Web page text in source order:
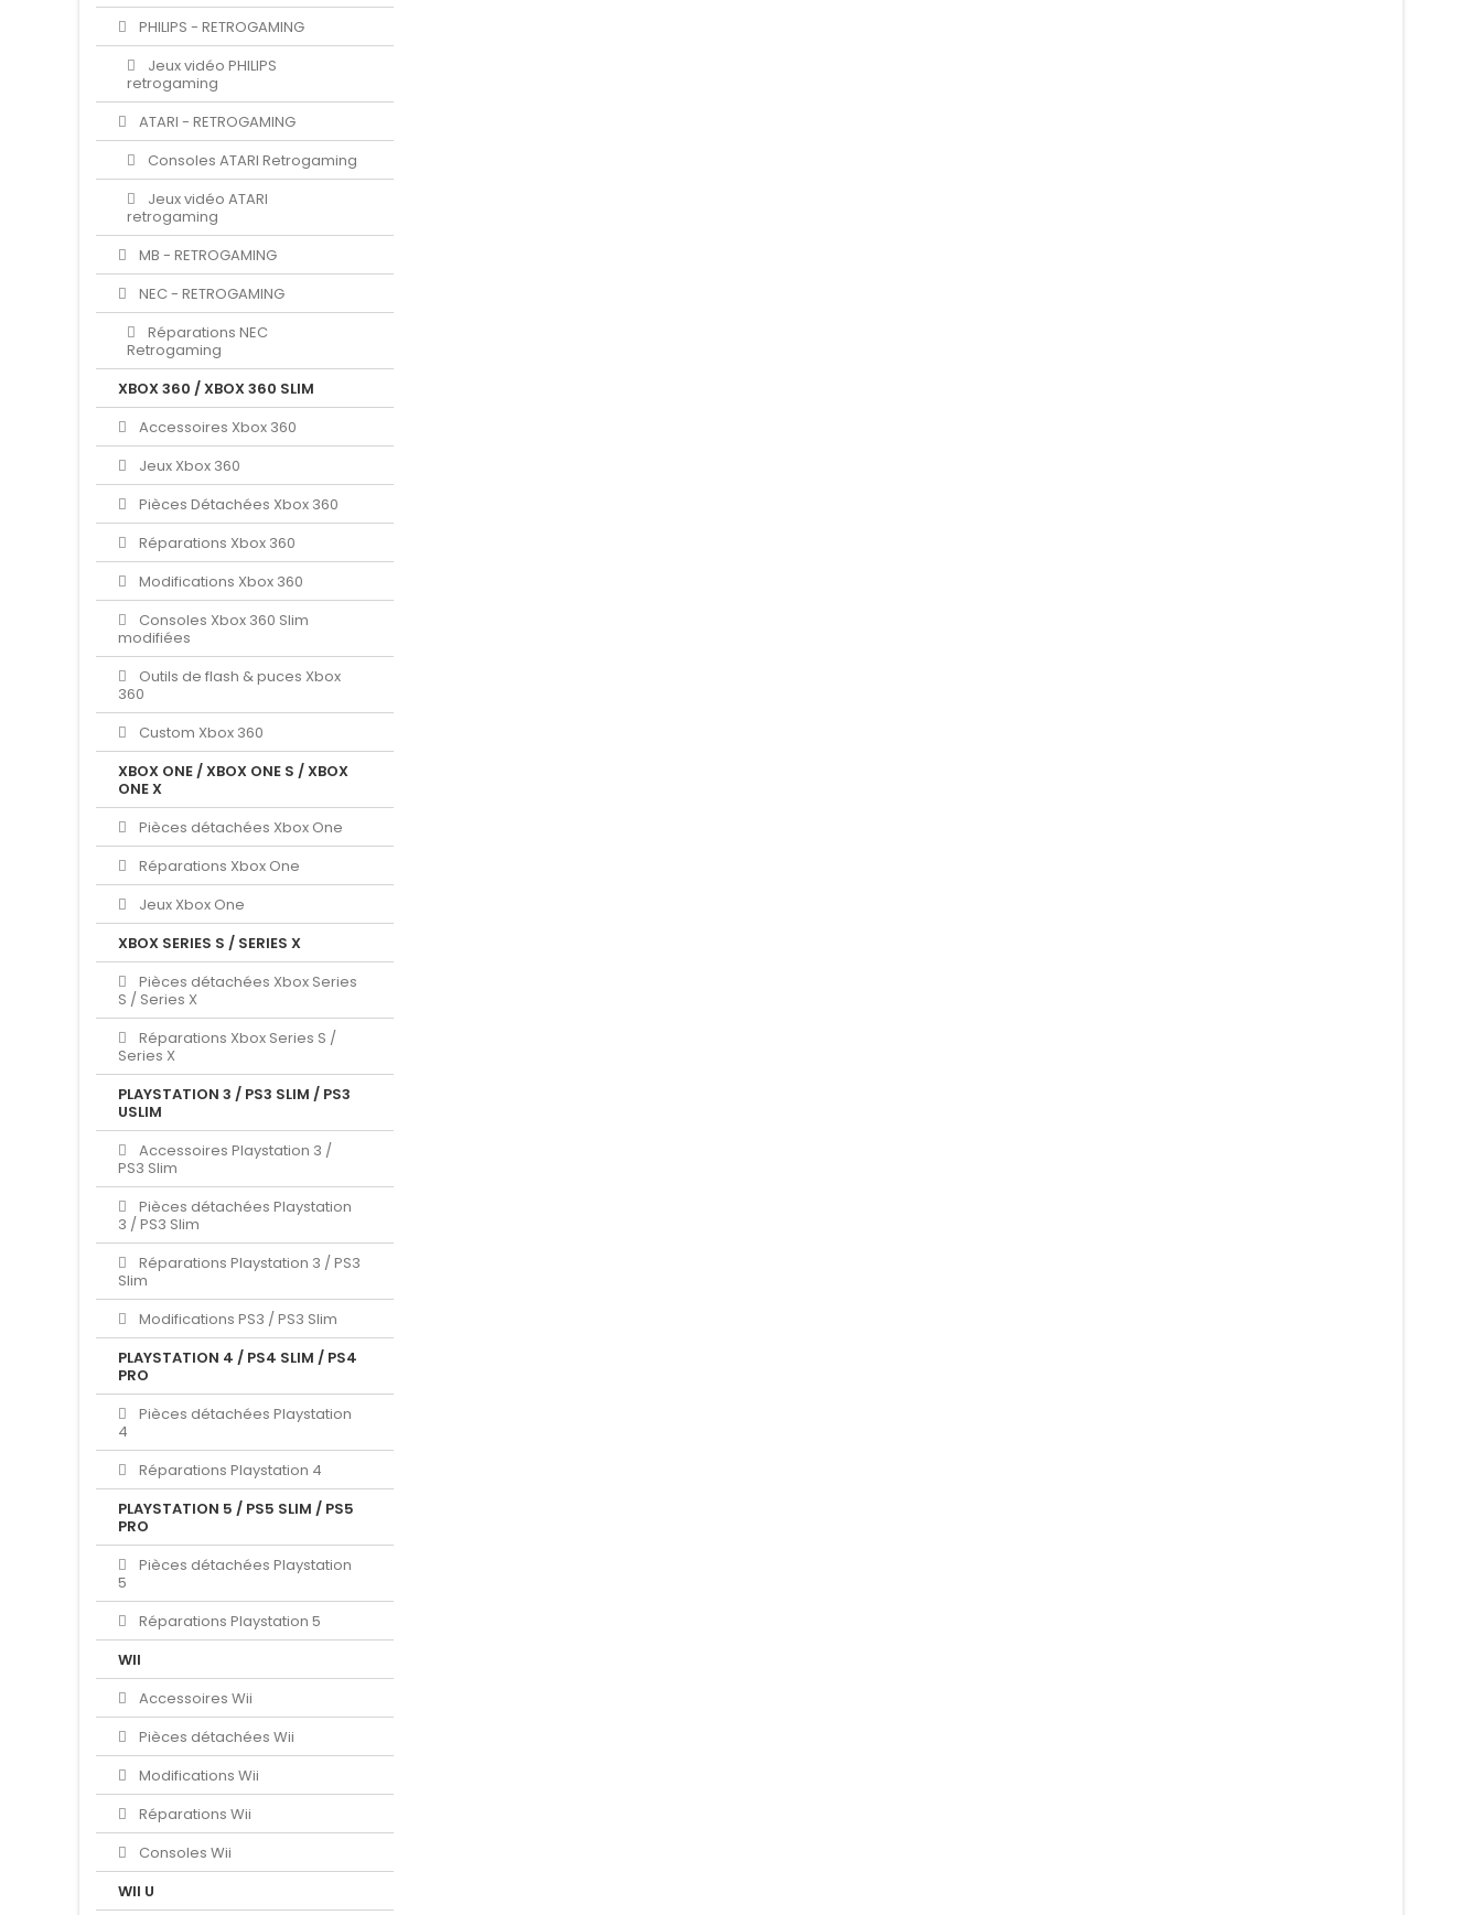
PHILIPS - RETROGAMING
Jeux vidéo PHILIPS
retrogaming
ATARI - RETROGAMING
Consoles ATARI Retrogaming
Jeux vidéo ATARI
retrogaming
MB - RETROGAMING
NEC - RETROGAMING
Réparations NEC
Retrogaming
XBOX 360 / XBOX 360 SLIM
Accessoires Xbox 360
Jeux Xbox 360
Pièces Détachées Xbox 360
Réparations Xbox 360
Modifications Xbox 360
Consoles Xbox 360 Slim
modifiées
Outils de flash & puces Xbox
360
Custom Xbox 360
XBOX ONE / XBOX ONE S / XBOX
ONE X
Pièces détachées Xbox One
Réparations Xbox One
Jeux Xbox One
XBOX SERIES S / SERIES X
Pièces détachées Xbox Series
S / Series X
Réparations Xbox Series S /
Series X
PLAYSTATION 3 / PS3 SLIM / PS3
USLIM
Accessoires Playstation 3 /
PS3 Slim
Pièces détachées Playstation
3 / PS3 Slim
Réparations Playstation 3 / PS3
Slim
Modifications PS3 / PS3 Slim
PLAYSTATION 4 / PS4 SLIM / PS4
PRO
Pièces détachées Playstation
4
Réparations Playstation 4
PLAYSTATION 5 / PS5 SLIM / PS5
PRO
Pièces détachées Playstation
5
Réparations Playstation 5
WII
Accessoires Wii
Pièces détachées Wii
Modifications Wii
Réparations Wii
Consoles Wii
WII U